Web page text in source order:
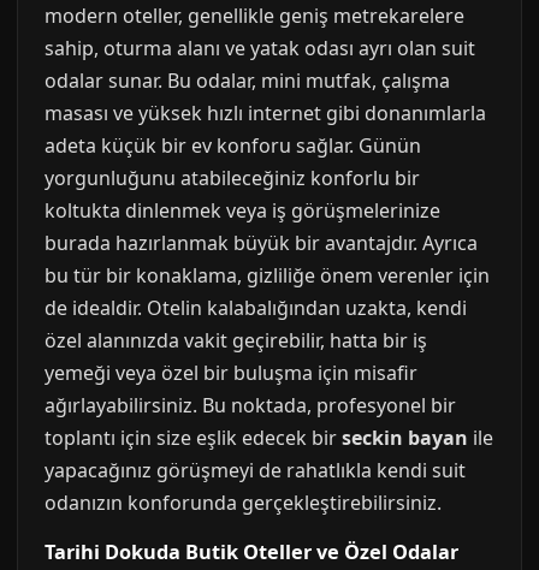
modern oteller, genellikle geniş metrekarelere
sahip, oturma alanı ve yatak odası ayrı olan suit
odalar sunar. Bu odalar, mini mutfak, çalışma
masası ve yüksek hızlı internet gibi donanımlarla
adeta küçük bir ev konforu sağlar. Günün
yorgunluğunu atabileceğiniz konforlu bir
koltukta dinlenmek veya iş görüşmelerinize
burada hazırlanmak büyük bir avantajdır. Ayrıca
bu tür bir konaklama, gizliliğe önem verenler için
de idealdir. Otelin kalabalığından uzakta, kendi
özel alanınızda vakit geçirebilir, hatta bir iş
yemeği veya özel bir buluşma için misafir
ağırlayabilirsiniz. Bu noktada, profesyonel bir
toplantı için size eşlik edecek birseckin bayan ile
yapacağınız görüşmeyi de rahatlıkla kendi suit
odanızın konforunda gerçekleştirebilirsiniz.
Tarihi Dokuda Butik Oteller ve Özel Odalar